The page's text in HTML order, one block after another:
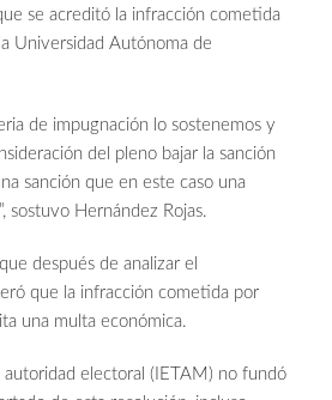
se acreditó la infracción cometida
Universidad Autónoma de
de impugnación lo sostenemos y
del pleno bajar la sanción
sanción que en este caso una
sostuvo Hernández Rojas.
después de analizar el
que la infracción cometida por
una multa económica.
autoridad electoral (IETAM) no fundó